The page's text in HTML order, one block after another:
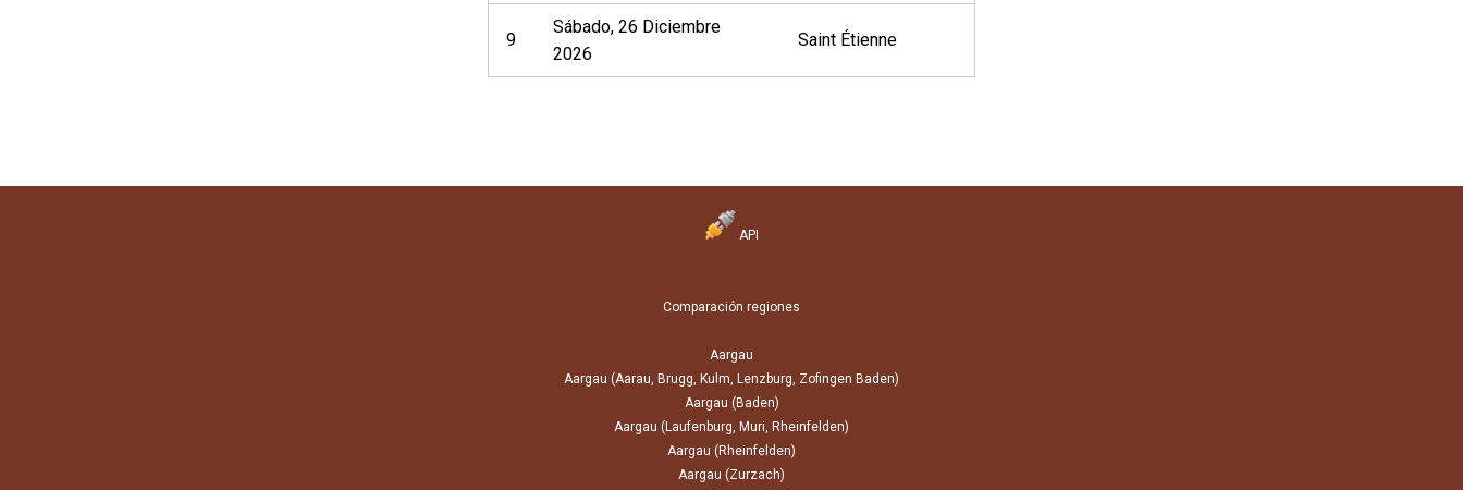
9
Sábado, 26 Diciembre
2026
Saint Étienne
API
Comparación regiones
Aargau
Aargau (Aarau, Brugg, Kulm, Lenzburg, Zofingen Baden)
Aargau (Baden)
Aargau (Laufenburg, Muri, Rheinfelden)
Aargau (Rheinfelden)
Aargau (Zurzach)